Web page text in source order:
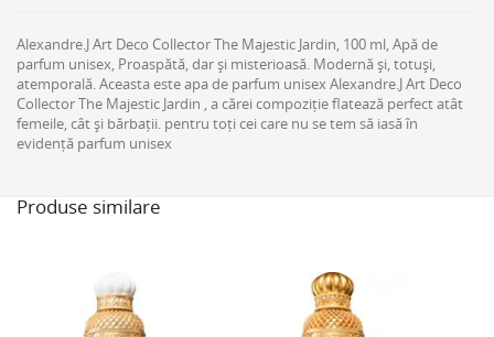
Alexandre.J Art Deco Collector The Majestic Jardin, 100 ml, Apă de
parfum unisex, Proaspătă, dar și misterioasă. Modernă și, totuși,
atemporală. Aceasta este apa de parfum unisex Alexandre.J Art Deco
Collector The Majestic Jardin , a cărei compoziție flatează perfect atât
femeile, cât și bărbații. pentru toți cei care nu se tem să iasă în
evidență parfum unisex
Produse similare